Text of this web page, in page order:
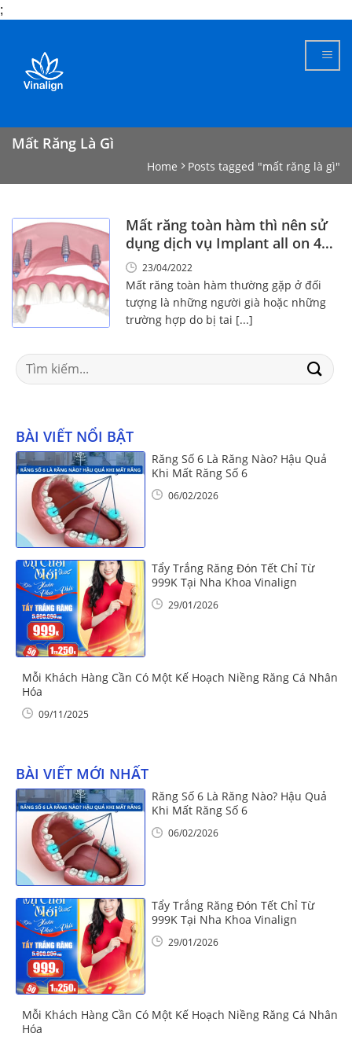
;
content
Mất Răng Là Gì
Home Posts tagged "mất răng là gì"
Mất răng toàn hàm thì nên sử
dụng dịch vụ Implant all on 4
không?
23/04/2022
Mất răng toàn hàm thường gặp ở đối
tượng là những người già hoặc những
trường hợp do bị tai [...]
Search
for:
BÀI VIẾT NỔI BẬT
Răng Số 6 Là Răng Nào? Hậu Quả
Khi Mất Răng Số 6
06/02/2026
Tẩy Trắng Răng Đón Tết Chỉ Từ
999K Tại Nha Khoa Vinalign
29/01/2026
Mỗi Khách Hàng Cần Có Một Kế Hoạch Niềng Răng Cá Nhân
Hóa
09/11/2025
BÀI VIẾT MỚI NHẤT
Răng Số 6 Là Răng Nào? Hậu Quả
Khi Mất Răng Số 6
06/02/2026
Tẩy Trắng Răng Đón Tết Chỉ Từ
999K Tại Nha Khoa Vinalign
29/01/2026
Mỗi Khách Hàng Cần Có Một Kế Hoạch Niềng Răng Cá Nhân
Hóa